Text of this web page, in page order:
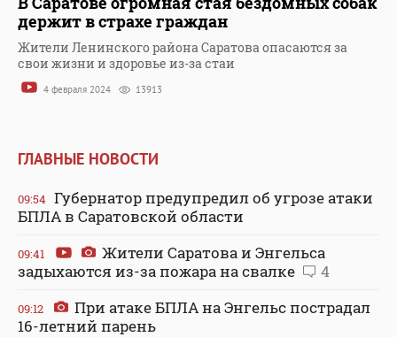
держит в страхе граждан
Жители Ленинского района Саратова опасаются за
свои жизни и здоровье из-за стаи
4 февраля 2024 13913
ГЛАВНЫЕ НОВОСТИ
09:54 Губернатор предупредил об угрозе атаки
БПЛА в Саратовской области
09:41
Жители Саратова и Энгельса
задыхаются из-за пожара на свалке
4
09:12
При атаке БПЛА на Энгельс пострадал
16-летний парень